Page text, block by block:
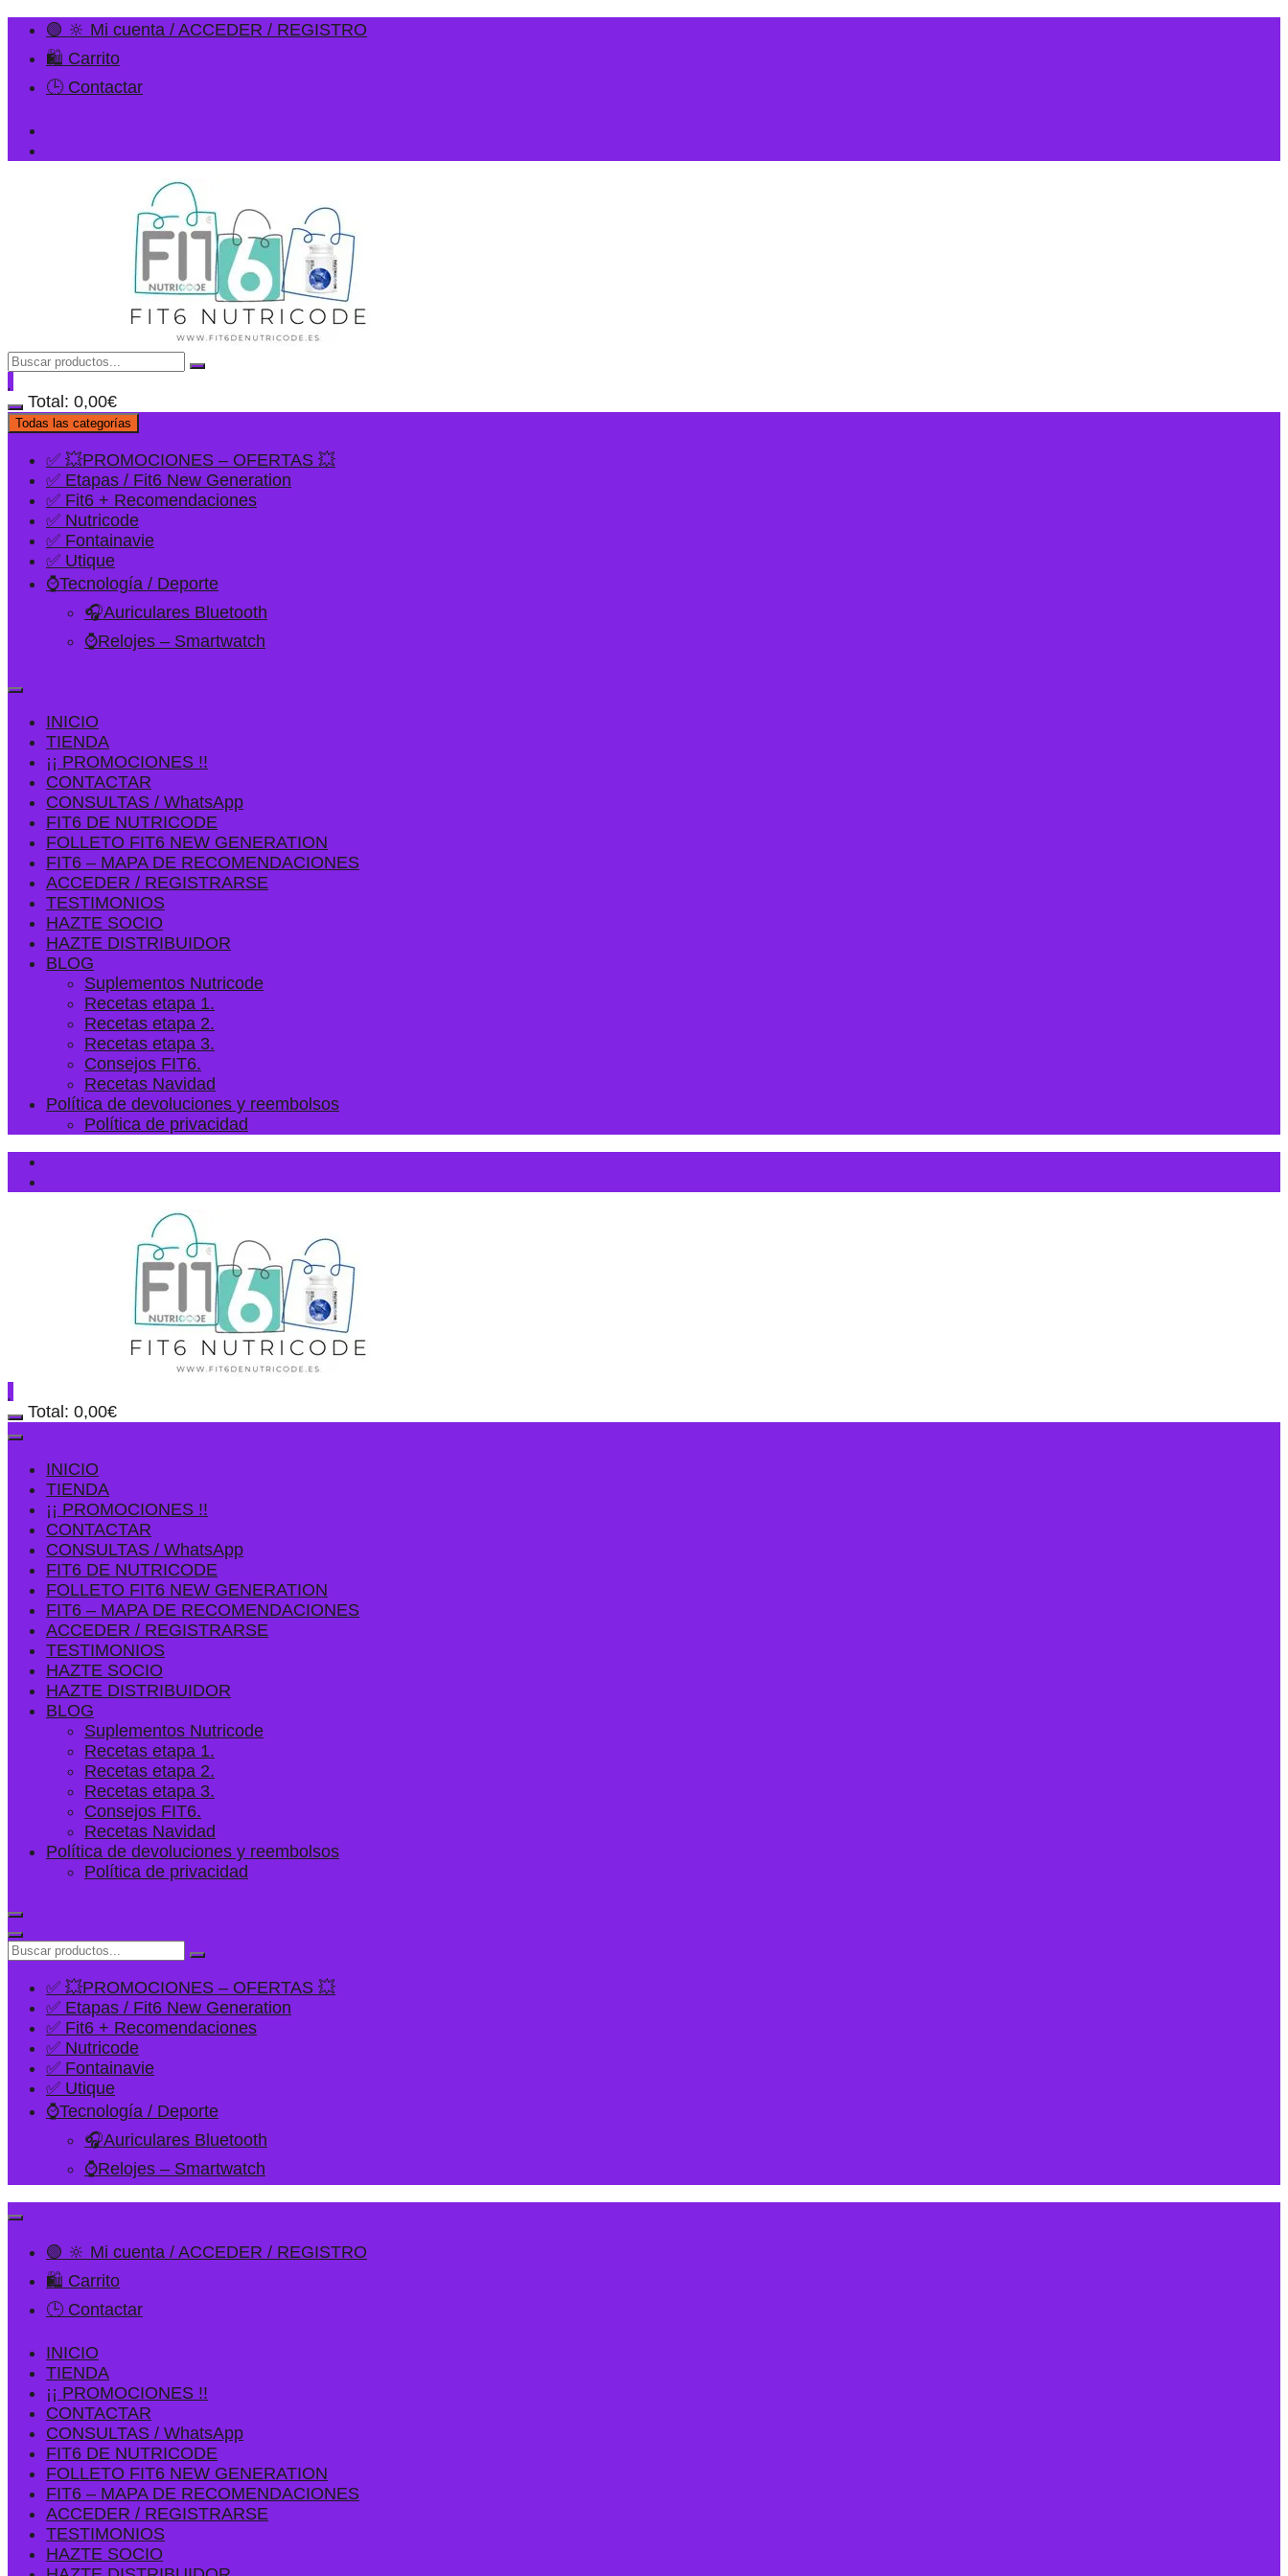
🟢 🔆 Mi cuenta / ACCEDER / REGISTRO
🛍️ Carrito
🕒 Contactar
Total: 0,00€
Todas las categorías
✅ 💥PROMOCIONES – OFERTAS 💥
✅ Etapas / Fit6 New Generation
✅ Fit6 + Recomendaciones
✅ Nutricode
✅ Fontainavie
✅ Utique
⌚Tecnología / Deporte
🎧Auriculares Bluetooth
⌚Relojes – Smartwatch
INICIO
TIENDA
¡¡ PROMOCIONES !!
CONTACTAR
CONSULTAS / WhatsApp
FIT6 DE NUTRICODE
FOLLETO FIT6 NEW GENERATION
FIT6 – MAPA DE RECOMENDACIONES
ACCEDER / REGISTRARSE
TESTIMONIOS
HAZTE SOCIO
HAZTE DISTRIBUIDOR
BLOG
Suplementos Nutricode
Recetas etapa 1.
Recetas etapa 2.
Recetas etapa 3.
Consejos FIT6.
Recetas Navidad
Política de devoluciones y reembolsos
Política de privacidad
Total: 0,00€
INICIO
TIENDA
¡¡ PROMOCIONES !!
CONTACTAR
CONSULTAS / WhatsApp
FIT6 DE NUTRICODE
FOLLETO FIT6 NEW GENERATION
FIT6 – MAPA DE RECOMENDACIONES
ACCEDER / REGISTRARSE
TESTIMONIOS
HAZTE SOCIO
HAZTE DISTRIBUIDOR
BLOG
Suplementos Nutricode
Recetas etapa 1.
Recetas etapa 2.
Recetas etapa 3.
Consejos FIT6.
Recetas Navidad
Política de devoluciones y reembolsos
Política de privacidad
✅ 💥PROMOCIONES – OFERTAS 💥
✅ Etapas / Fit6 New Generation
✅ Fit6 + Recomendaciones
✅ Nutricode
✅ Fontainavie
✅ Utique
⌚Tecnología / Deporte
🎧Auriculares Bluetooth
⌚Relojes – Smartwatch
🟢 🔆 Mi cuenta / ACCEDER / REGISTRO
🛍️ Carrito
🕒 Contactar
INICIO
TIENDA
¡¡ PROMOCIONES !!
CONTACTAR
CONSULTAS / WhatsApp
FIT6 DE NUTRICODE
FOLLETO FIT6 NEW GENERATION
FIT6 – MAPA DE RECOMENDACIONES
ACCEDER / REGISTRARSE
TESTIMONIOS
HAZTE SOCIO